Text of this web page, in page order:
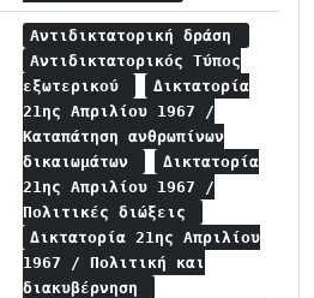
Αντιδικτατορική δράση
Αντιδικτατορικός Τύπος
εξωτερικού
Δικτατορία
21ης Απριλίου 1967 /
Καταπάτηση ανθρωπίνων
δικαιωμάτων
Δικτατορία
21ης Απριλίου 1967 /
Πολιτικές διώξεις
Δικτατορία 21ης Απριλίου
1967 / Πολιτική και
διακυβέρνηση